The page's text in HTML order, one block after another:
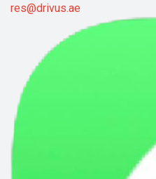
res@drivus.ae